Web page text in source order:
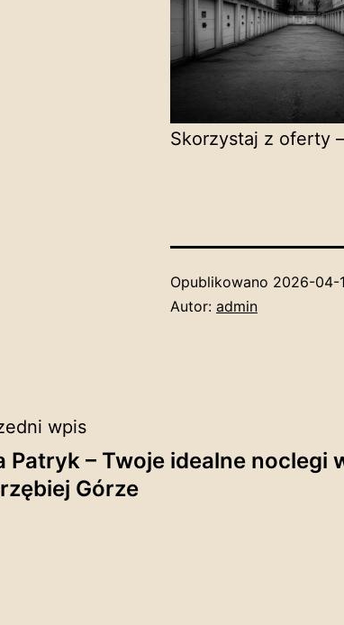
Skorzystaj z oferty
Opublikowano 2026-04-
Autor: admin
wpis
Patryk – Twoje idealne noclegi
Górze